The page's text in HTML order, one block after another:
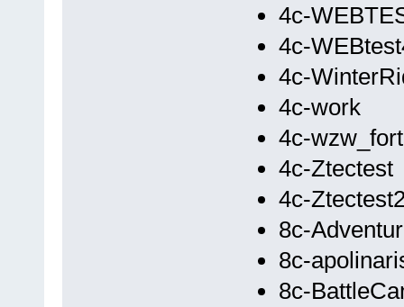
4c-
4c-
4c-
4c-work
4c-
4c-Ztectest
4c-
8c-
8c-
8c-